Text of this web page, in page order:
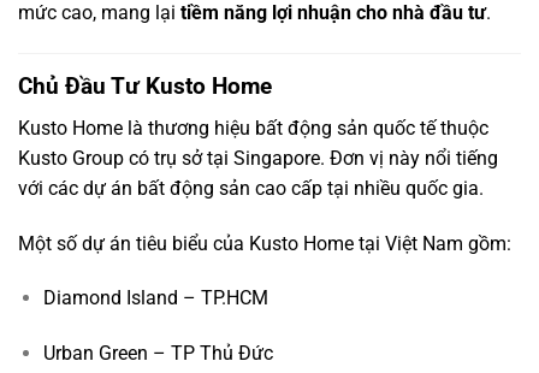
mức cao, mang lại tiềm năng lợi nhuận cho nhà đầu tư.
Chủ Đầu Tư Kusto Home
Kusto Home là thương hiệu bất động sản quốc tế thuộc
Kusto Group có trụ sở tại Singapore. Đơn vị này nổi tiếng
với các dự án bất động sản cao cấp tại nhiều quốc gia.
Một số dự án tiêu biểu của Kusto Home tại Việt Nam gồm:
Diamond Island – TP.HCM
Urban Green – TP Thủ Đức